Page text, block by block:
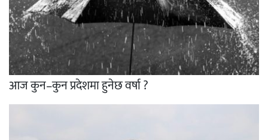
आज कुन–कुन प्रदेशमा हुनेछ वर्षा ?